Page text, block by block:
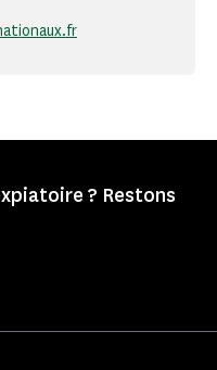
? Restons